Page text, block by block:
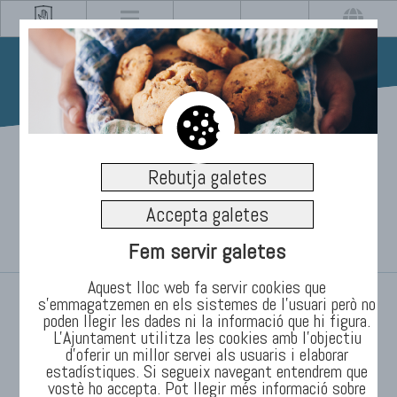
19/12/2024 11:00
BADANADAL- PISTA DE
INICI
1 de gener de 2025 // 2 de gener de 2025 //
3 de gener de 2025 // 4 de gener de 2025 //
Rebutja galetes
Accepta galetes
Fem servir galetes
Aquest lloc web fa servir cookies que
s’emmagatzemen en els sistemes de l'usuari però no
poden llegir les dades ni la informació que hi figura.
L'Ajuntament utilitza les cookies amb l'objectiu
d’oferir un millor servei als usuaris i elaborar
estadístiques. Si segueix navegant entendrem que
vostè ho accepta. Pot llegir més informació sobre